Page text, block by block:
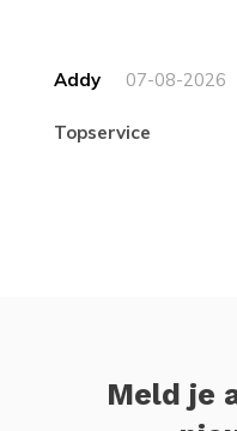
Addy 07-08-2026
topservice
Meld je